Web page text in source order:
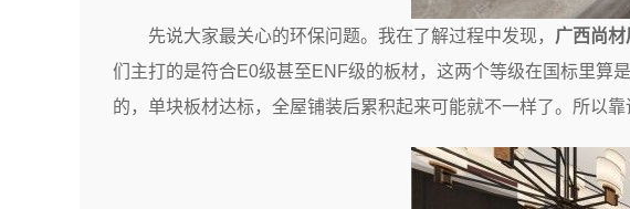
先说大家最关心的环保问题。我在了解过程中发现， 广西尚
们主打的是符合E0级甚至ENF级的板材，这两个等级在国标里算
的，单块板材达标，全屋铺装后累积起来可能就不一样了。所以